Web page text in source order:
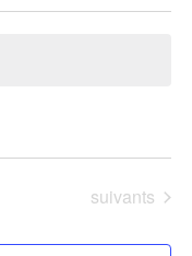
Évènements
suivants